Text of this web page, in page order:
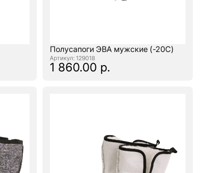
Полусапоги ЭВА мужские (-20С)
: 129018
1 860.00 р.